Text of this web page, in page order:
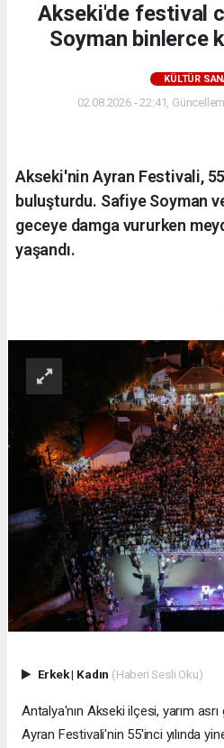
Akseki'de festival
Soyman binlerce
KÜLTÜR
02.08.2026 - 22:41,
Akseki'nin Ayran Festivali,
buluşturdu. Safiye Soyman
geceye damga vururken
yaşandı.
Erkek| Kadın (Haberi Sesli Oku)
Antalya'nın Akseki ilçesi, yarım
Ayran Festivali'nin 55'inci yılında